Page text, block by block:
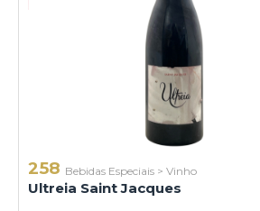
258 Bebidas Especiais > Vinho
Ultreia Saint Jacques